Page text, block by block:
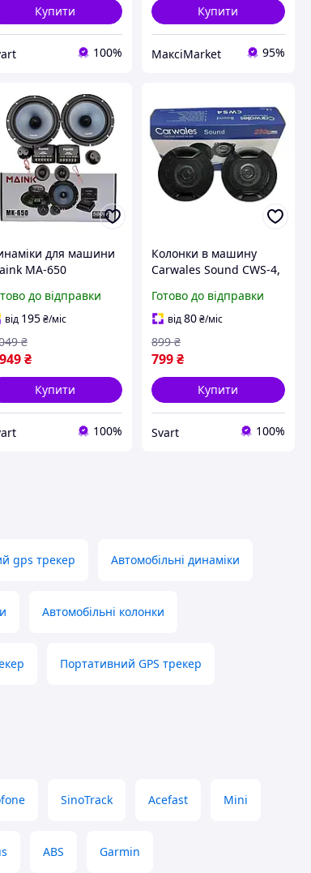
Купити
100%
Купити
МаксіMarket 95%
для машини
MA-650
500 Вт.
до відправки
від 195 ₴/міс
₴
₴
Купити
100%
Колонки в машину
Carwales Sound CWS-4,
для авто.
Готово до відправки
від80₴/міс
799₴
899 ₴
Купити
Svart 100%
gps трекер Автомобільні динаміки
Автомобільні колонки
Портативний GPS трекер
SinoTrack Acefast Mini
ABS Garmin